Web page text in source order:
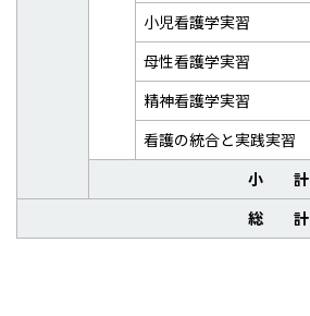
小児看護学実習
母性看護学実習
精神看護学実習
看護の統合と実践実習
小 計
総 計